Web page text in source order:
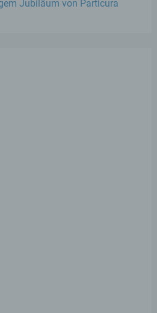
Jubiläum von Particura
zugewiesen werden.
Behörde, Einrichtung
die allein oder
anderen über die Zwecke
von
Daten entscheidet.
und Mittel dieser
Mitgliedstaaten vorgegeben,
können die bestimmten
dem Recht der